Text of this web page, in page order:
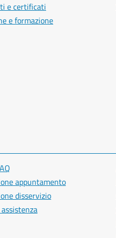
e certificati
e formazione
appuntamento
disservizio